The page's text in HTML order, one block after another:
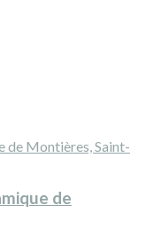
de